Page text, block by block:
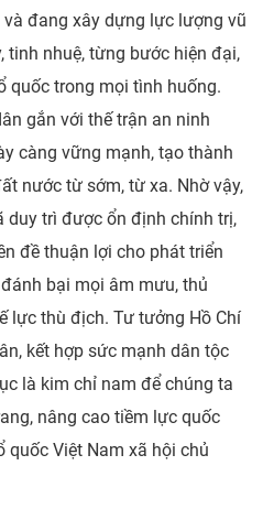
đang xây dựng lực lượng vũ
tinh nhuệ, từng bước hiện đại,
quốc trong mọi tình huống.
gắn với thế trận an ninh
càng vững mạnh, tạo thành
nước từ sớm, từ xa. Nhờ vậy,
duy trì được ổn định chính trị,
đề thuận lợi cho phát triển
bại mọi âm mưu, thủ
lực thù địch. Tư tưởng Hồ Chí
kết hợp sức mạnh dân tộc
là kim chỉ nam để chúng ta
nâng cao tiềm lực quốc
quốc Việt Nam xã hội chủ